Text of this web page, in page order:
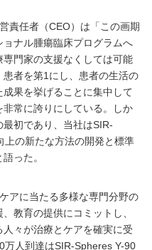
責任者（CEO）は「この画期
ナル腫瘍臨床プログラムへ
門家の支援なくしては可能
者を第1にし、患者の生活の
果を挙げることに集中して
常に誇りにしている。しか
初であり、当社はSIR-
上の新たな方法の開発と標準
った。
アに当たる多様な専門分野の
教育の提供にコミットし、
々が治療とケアを確実に受
万人到達はSIR-Spheres Y-90